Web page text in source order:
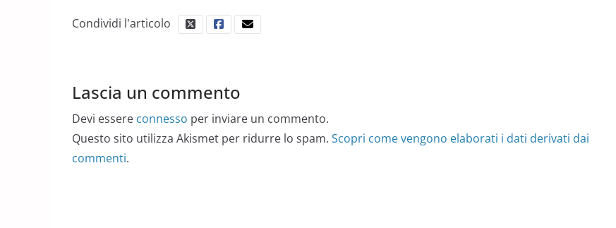
Condividi l'articolo
Lascia un commento
Devi essere connesso per inviare un commento.
Questo sito utilizza Akismet per ridurre lo spam. Scopri come vengono elaborati i dati derivati dai
commenti.